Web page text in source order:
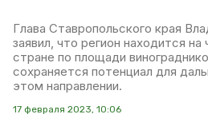
Глава Ставропольского края
заявил, что регион находится
стране по площади
сохраняется потенциал для
этом направлении.
17 февраля 2023, 10:06